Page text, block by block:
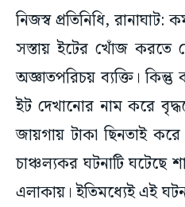
নিজস্ব প্রতিনিধি,
সস্তায় ইটের খোঁজ করতে
অজ্ঞাতপরিচয় ব্যক্তি।
ইট দেখানোর নাম করে
জায়গায় টাকা ছিনতাই
চাঞ্চল্যকর ঘটনাটি ঘটেছে
এলাকায়। ইতিমধ্যেই এই